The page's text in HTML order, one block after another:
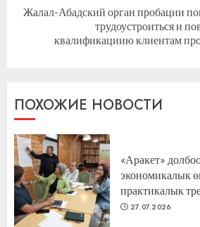
Следующая
запись:
Жалал-Абадский орган пробации
трудоустроиться и
квалификациию клиентам
ПОХОЖИЕ НОВОСТИ
«Аракет»
экономикалык
практикалык
27.07.2026